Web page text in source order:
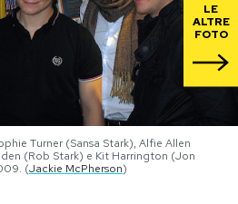
LE
ALTRE
FOTO
Turner (Sansa Stark), Alfie Allen
(Rob Stark) e Kit Harrington (Jon
(Jackie McPherson)